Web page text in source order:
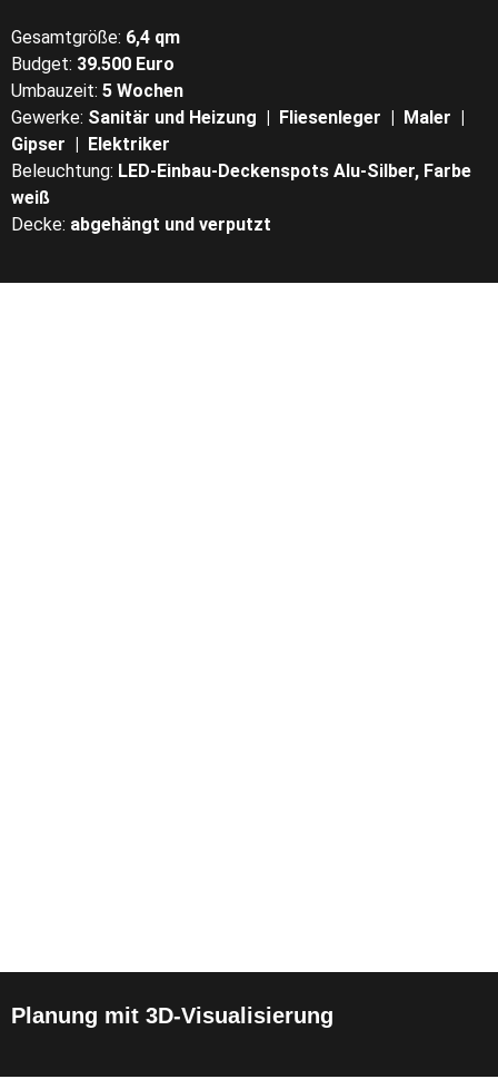
Gesamtgröße: 6,4 qm
Budget: 39.500 Euro
Umbauzeit: 5 Wochen
Gewerke: Sanitär und Heizung | Fliesenleger | Maler |
Gipser | Elektriker
Beleuchtung: LED-Einbau-Deckenspots Alu-Silber, Farbe
weiß
Decke: abgehängt und verputzt
Planung mit 3D-Visualisierung